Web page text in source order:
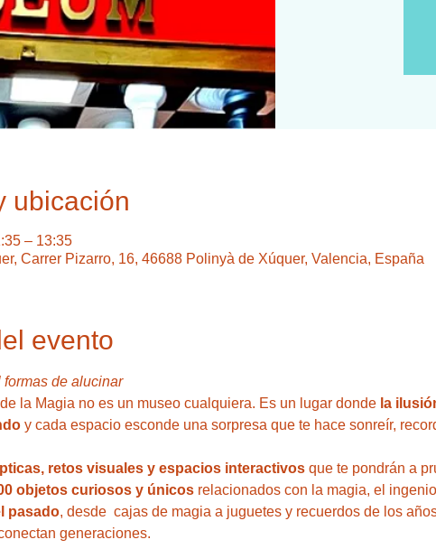
ubicación
– 13:35
Carrer Pizarro, 16, 46688 Polinyà de Xúquer, Valencia, España
evento
formas de alucinar
la Magia no es un museo cualquiera. Es un lugar donde la
y cada espacio esconde una sorpresa que te hace sonreír,
retos visuales y espacios interactivos que te pondrán a
objetos curiosos y únicos relacionados con la magia, el
pasado, desde  cajas de magia a juguetes y recuerdos de los
generaciones.